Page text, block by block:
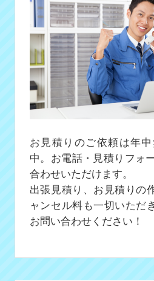
お見積りのご依頼は年
中。お電話・見積りフォ
合わせいただけます。
出張見積り、お見積りの
ャンセル料も一切いただ
お問い合わせください！